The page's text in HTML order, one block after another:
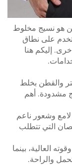
هو نسيج مخلوط
على نطاق
إليكم هنا
والقطن بخلط
مشدودة. أهم
وشعور ناعم
التي تتطلب
العالية، بينما
والراحة.